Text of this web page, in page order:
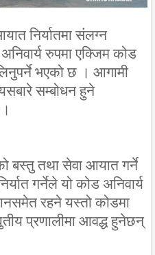
निर्यातमा संलग्न
रुपमा एक्जिम कोड
भएको छ । आगामी
सम्बोधन हुने
बस्तु तथा सेवा आयात गर्ने
गर्नेले यो कोड अनिवार्य
रहने यस्तो कोडमा
प्रणालीमा आवद्ध हुनेछन्